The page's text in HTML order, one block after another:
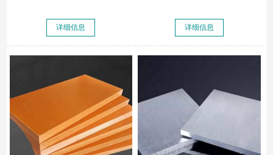
详细信息 详细信息